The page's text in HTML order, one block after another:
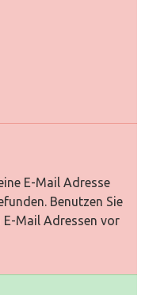
E-Mail Adresse
Benutzen Sie
E-Mail Adressen vor